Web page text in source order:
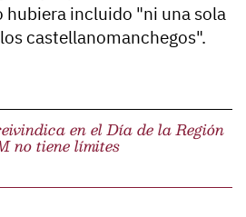
incluido "ni una sola
castellanomanchegos".
en el Día de la Región
no tiene límites